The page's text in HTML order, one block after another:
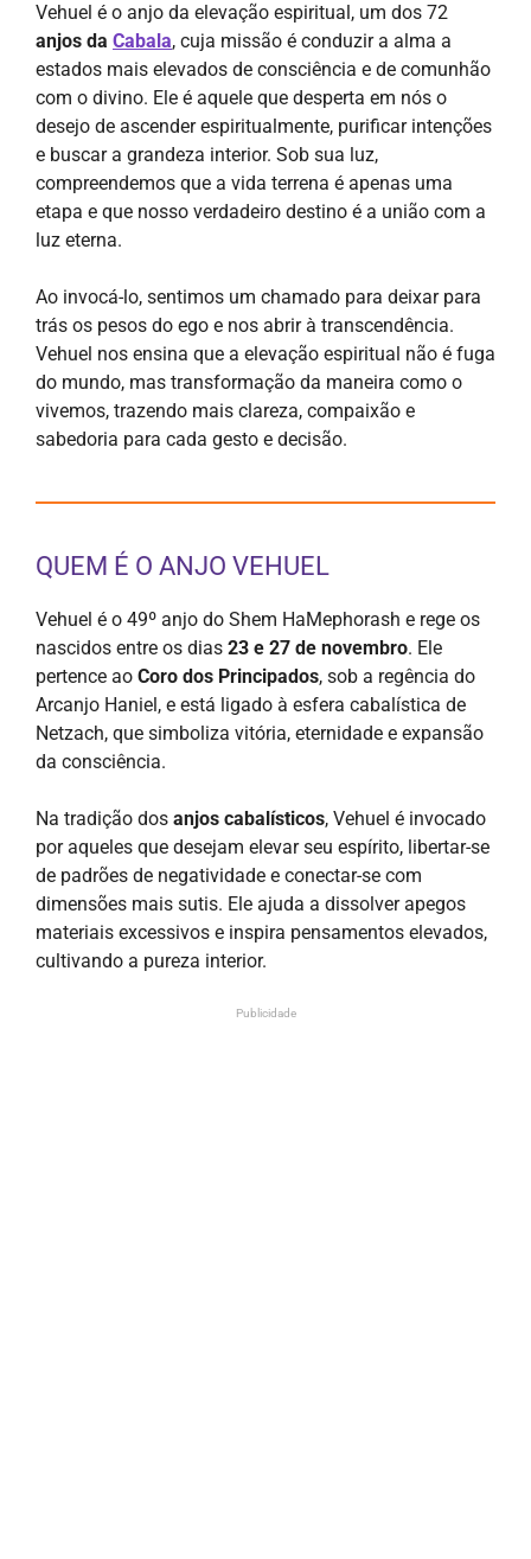
Vehuel é o anjo da elevação espiritual, um dos 72
anjos da Cabala, cuja missão é conduzir a alma a
estados mais elevados de consciência e de comunhão
com o divino. Ele é aquele que desperta em nós o
desejo de ascender espiritualmente, purificar intenções
e buscar a grandeza interior. Sob sua luz,
compreendemos que a vida terrena é apenas uma
etapa e que nosso verdadeiro destino é a união com a
luz eterna.
Ao invocá-lo, sentimos um chamado para deixar para
trás os pesos do ego e nos abrir à transcendência.
Vehuel nos ensina que a elevação espiritual não é fuga
do mundo, mas transformação da maneira como o
vivemos, trazendo mais clareza, compaixão e
sabedoria para cada gesto e decisão.
QUEM É O ANJO VEHUEL
Vehuel é o 49º anjo do Shem HaMephorash e rege os
nascidos entre os dias 23 e 27 de novembro. Ele
pertence ao Coro dos Principados, sob a regência do
Arcanjo Haniel, e está ligado à esfera cabalística de
Netzach, que simboliza vitória, eternidade e expansão
da consciência.
Na tradição dos anjos cabalísticos, Vehuel é invocado
por aqueles que desejam elevar seu espírito, libertar-se
de padrões de negatividade e conectar-se com
dimensões mais sutis. Ele ajuda a dissolver apegos
materiais excessivos e inspira pensamentos elevados,
cultivando a pureza interior.
Publicidade